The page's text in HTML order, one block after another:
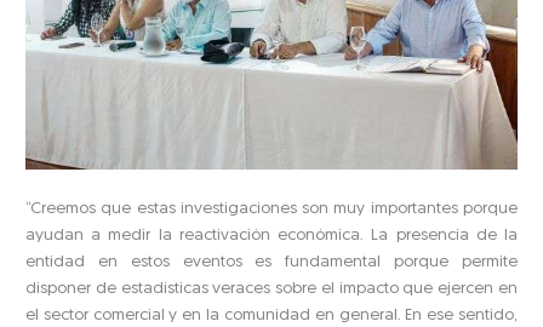
“Creemos que estas investigaciones son muy importantes porque
ayudan a medir la reactivación económica. La presencia de la
entidad en estos eventos es fundamental porque permite
disponer de estadísticas veraces sobre el impacto que ejercen en
el sector comercial y en la comunidad en general. En ese sentido,